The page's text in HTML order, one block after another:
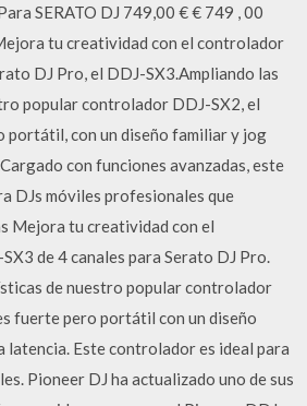
SERATO DJ 749,00 € € 749 , 00
tu creatividad con el controlador
DJ Pro, el DDJ-SX3.Ampliando las
popular controlador DDJ-SX2, el
portátil, con un diseño familiar y jog
con funciones avanzadas, este
DJs móviles profesionales que
Mejora tu creatividad con el
de 4 canales para Serato DJ Pro.
de nuestro popular controlador
fuerte pero portátil con un diseño
latencia. Este controlador es ideal para
Pioneer DJ ha actualizado uno de sus